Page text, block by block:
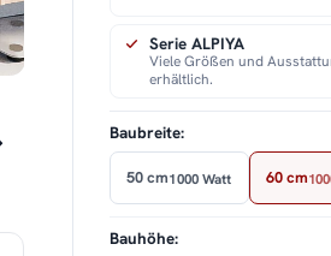
Serie ALPIYA
Viele Größen und
erhältlich.
Baubreite:
50 cm1000 Watt 60 cm
Bauhöhe: